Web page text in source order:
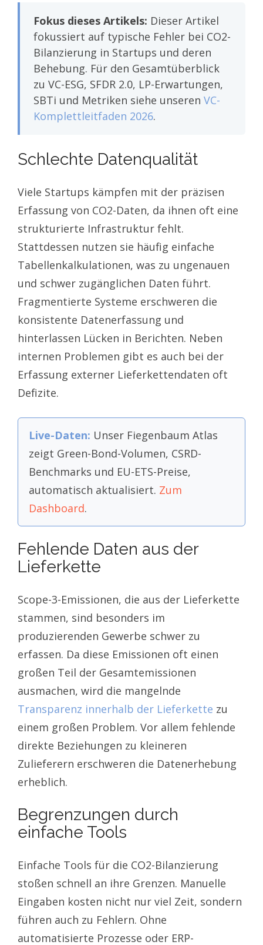
Fokus dieses Artikels: Dieser Artikel
fokussiert auf typische Fehler bei CO2-
Bilanzierung in Startups und deren
Behebung. Für den Gesamtüberblick
zu VC-ESG, SFDR 2.0, LP-Erwartungen,
SBTi und Metriken siehe unseren VC-
Komplettleitfaden 2026.
Schlechte Datenqualität
Viele Startups kämpfen mit der präzisen
Erfassung von CO2-Daten, da ihnen oft eine
strukturierte Infrastruktur fehlt.
Stattdessen nutzen sie häufig einfache
Tabellenkalkulationen, was zu ungenauen
und schwer zugänglichen Daten führt.
Fragmentierte Systeme erschweren die
konsistente Datenerfassung und
hinterlassen Lücken in Berichten. Neben
internen Problemen gibt es auch bei der
Erfassung externer Lieferkettendaten oft
Defizite.
Live-Daten: Unser Fiegenbaum Atlas
zeigt Green-Bond-Volumen, CSRD-
Benchmarks und EU-ETS-Preise,
automatisch aktualisiert. Zum
Dashboard.
Fehlende Daten aus der
Lieferkette
Scope-3-Emissionen, die aus der Lieferkette
stammen, sind besonders im
produzierenden Gewerbe schwer zu
erfassen. Da diese Emissionen oft einen
großen Teil der Gesamtemissionen
ausmachen, wird die mangelnde
Transparenz innerhalb der Lieferkette zu
einem großen Problem. Vor allem fehlende
direkte Beziehungen zu kleineren
Zulieferern erschweren die Datenerhebung
erheblich.
Begrenzungen durch
einfache Tools
Einfache Tools für die CO2-Bilanzierung
stoßen schnell an ihre Grenzen. Manuelle
Eingaben kosten nicht nur viel Zeit, sondern
führen auch zu Fehlern. Ohne
automatisierte Prozesse oder ERP-